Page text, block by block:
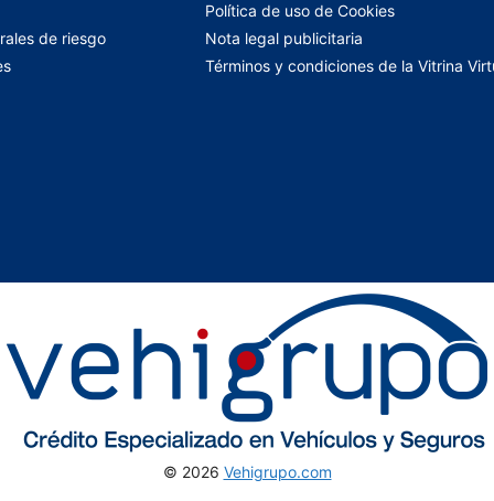
de riesgo
Política de uso de Cookies
Nota legal publicitaria
Términos y condiciones de la Vitrina
© 2026 Vehigrupo.com